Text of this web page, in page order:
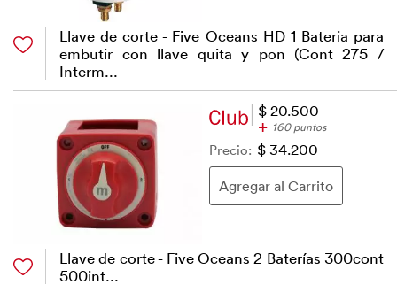
Llave de corte - Five Oceans HD 1 Bateria para
embutir con llave quita y pon (Cont 275 /
Interm...
$ 20.500
+ 160 puntos
Precio: $ 34.200
Llave de corte - Five Oceans 2 Baterías 300cont
500int...